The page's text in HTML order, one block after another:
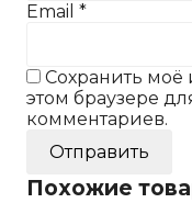
Email *
Сохранить моё
этом браузере
комментариев.
Похожие